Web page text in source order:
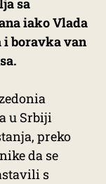
sa
iako Vlada
i boravka van
u Srbiji
preko
da se
s